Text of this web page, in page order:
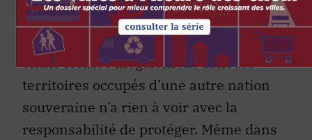
Un pays comme le Canada qui agit
unilatéralement pour reconnaître une
entité formée illégalement dans les
territoires occupés d’une autre nation
souveraine n’a rien à voir avec la
responsabilité de protéger. Même dans